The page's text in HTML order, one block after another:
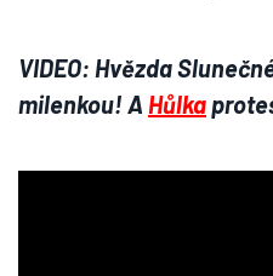
VIDEO: Hvězda
milenkou! A Hůlka